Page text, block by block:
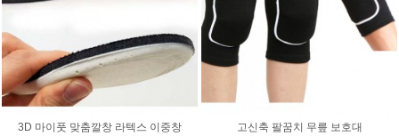
3D 마이풋 맞춤깔창 라텍스 이중창
고신축 팔꿈치 무릎 보호대